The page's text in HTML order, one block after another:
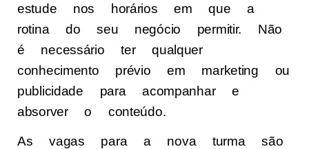
estude nos horários em que a
rotina do seu negócio permitir. Não
é necessário ter qualquer
conhecimento prévio em marketing ou
publicidade para acompanhar e
absorver o conteúdo.
As vagas para a nova turma são